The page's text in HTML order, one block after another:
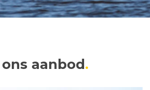
aanbod